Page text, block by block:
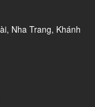
Nha Trang, Khánh